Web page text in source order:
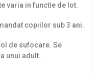
varia in functie de lot.
copiilor sub 3 ani.
de sufocare. Se
unui adult.